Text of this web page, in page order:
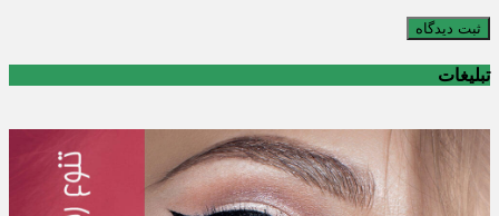
ثبت دیدگاه
تبلیغات